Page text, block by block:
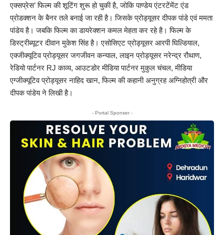
एक्सप्रेस’ फिल्म की शूटिंग शुरू हो चुकी है, जोकि पाण्डेय एंटरटेंमेंट एंड
प्रोडक्शन के बैनर तले बनाई जा रही है। जिसके प्रोड्यूसर दीपक पांडे एवं ममता
पांडेय है। जबकि फिल्म का डायरेक्शन कमल मेहता कर रहे है। फिल्म के
डिस्ट्रीब्यूटर दीवान मुकेश सिंह है। एसोसिएट प्रोड्यूसर आरपी घिल्डियाल,
एक्जीक्यूटिव प्रोड्यूसर जगजीवन कन्याल, लाइन प्रोड्यूसर नरेन्द्र रौथाण,
रेडियो पार्टनर RJ काव्य, आउटडोर मीडिया पार्टनर मुकुल चंचल, मीडिया
एग्जीक्यूटिव प्रोड्यूसर नाहिद खान, फिल्म की कहानी अनुग्रह अग्निहोत्री और
दीपक पांडेय ने लिखी है।
- Portal Sponser -